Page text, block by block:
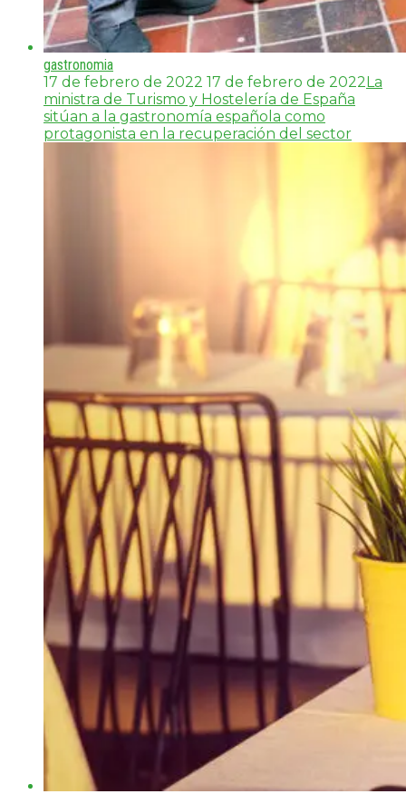
gastronomia
17 de febrero de 2022 17 de febrero de 2022 La
ministra de Turismo y Hostelería de España
sitúan a la gastronomía española como
protagonista en la recuperación del sector